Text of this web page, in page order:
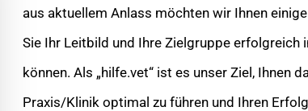
aus aktuellem Anlass möchten wir Ihnen
Sie Ihr Leitbild und Ihre Zielgruppe erfolgreich
können. Als „hilfe.vet“ ist es unser Ziel, Ihnen
Praxis/Klinik optimal zu führen und Ihren